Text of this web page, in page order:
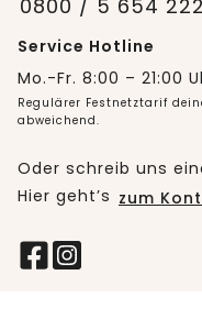
0800 / 5 654 222
Service Hotline
Mo.-Fr. 8:00 – 21:00
Regulärer Festnetztarif
abweichend.
Oder schreib uns
Hier geht’s zum